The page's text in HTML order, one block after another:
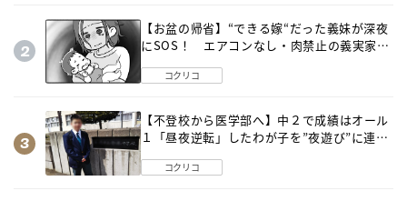
【お盆の帰省】“できる嫁“だった義妹が深夜
にSOS！ エアコンなし・肉禁止の義実家ル
コクリコ
【不登校から医学部へ】中２で成績はオール
１「昼夜逆転」したわが子を”夜遊び”に連れ
コクリコ